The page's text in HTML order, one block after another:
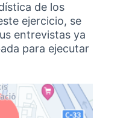
de los
ejercicio, se
entrevistas ya
para ejecutar